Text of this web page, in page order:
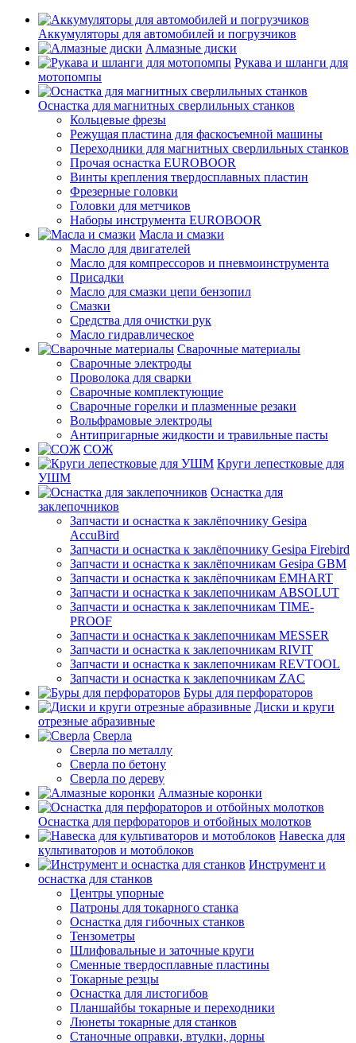
Аккумуляторы для автомобилей и погрузчиков
Алмазные диски
Рукава и шланги для
мотопомпы
Оснастка для магнитных сверлильных станков
Кольцевые фрезы
Режущая пластина для фаскосъемной машины
Переходники для магнитных сверлильных станков
Прочая оснастка EUROBOOR
Винты крепления твердосплавных пластин
Фрезерные головки
Головки для метчиков
Наборы инструмента EUROBOOR
Масла и смазки
Масло для двигателей
Масло для компрессоров и пневмоинструмента
Присадки
Масло для смазки цепи бензопил
Смазки
Средства для очистки рук
Масло гидравлическое
Сварочные материалы
Сварочные электроды
Проволока для сварки
Сварочные комплектующие
Сварочные горелки и плазменные резаки
Вольфрамовые электроды
Антипригарные жидкости и травильные пасты
СОЖ
Круги лепестковые для
УШМ
Оснастка для
заклепочников
Запчасти и оснастка к заклёпочнику Gesipa
AccuBird
Запчасти и оснастка к заклёпочнику Gesipa Firebird
Запчасти и оснастка к заклёпочникам Gesipa GBM
Запчасти и оснастка к заклёпочникам EMHART
Запчасти и оснастка к заклепочникам ABSOLUT
Запчасти и оснастка к заклепочникам TIME-
PROOF
Запчасти и оснастка к заклепочникам MESSER
Запчасти и оснастка к заклепочникам RIVIT
Запчасти и оснастка к заклепочникам REVTOOL
Запчасти и оснастка к заклепочникам ZAC
Буры для перфораторов
Диски и круги
отрезные абразивные
Сверла
Сверла по металлу
Сверла по бетону
Сверла по дереву
Алмазные коронки
Оснастка для перфораторов и отбойных молотков
Навеска для
культиваторов и мотоблоков
Инструмент и
оснастка для станков
Центры упорные
Патроны для токарного станка
Оснастка для гибочных станков
Тензометры
Шлифовальные и заточные круги
Сменные твердосплавные пластины
Токарные резцы
Оснастка для листогибов
Планшайбы токарные и переходники
Люнеты токарные для станков
Станочные оправки, втулки, дорны